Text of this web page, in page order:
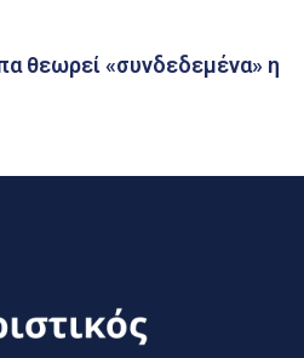
θεωρεί «συνδεδεμένα» η